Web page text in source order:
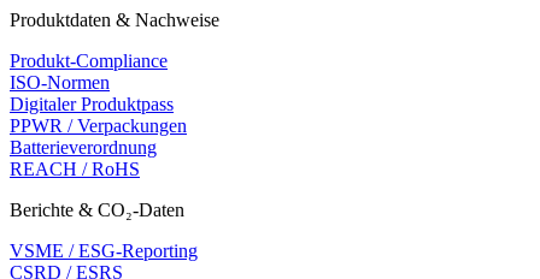
Produktdaten & Nachweise
Produkt-Compliance
ISO-Normen
Digitaler Produktpass
PPWR / Verpackungen
Batterieverordnung
REACH / RoHS
Berichte & CO₂-Daten
VSME / ESG-Reporting
CSRD / ESRS